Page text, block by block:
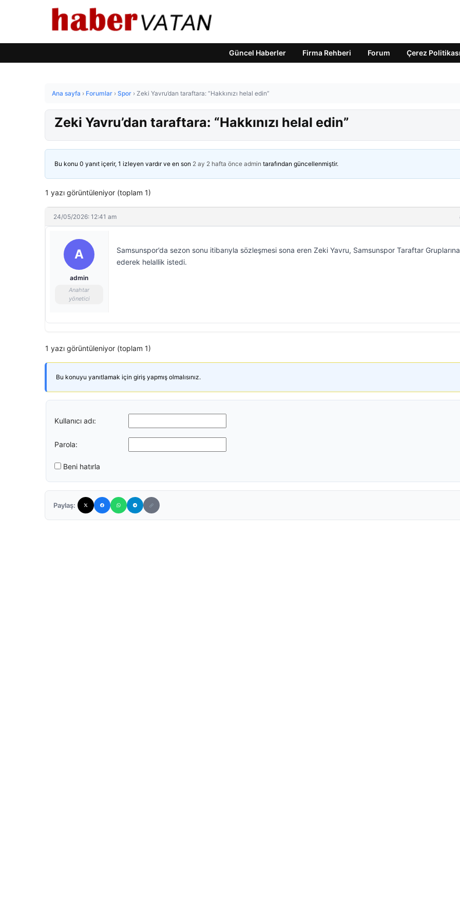
Güncel Haberler Firma Rehberi Forum Çerez Politikası
Ana sayfa › Forumlar › Spor › Zeki Yavru’dan taraftara: “Hakkınızı helal edin”
Zeki Yavru’dan taraftara: “Hakkınızı helal edin”
Bu konu 0 yanıt içerir, 1 izleyen vardır ve en son 2 ay 2 hafta önce admin tarafından güncellenmiştir.
1 yazı görüntüleniyor (toplam 1)
24/05/2026: 12:41 am
A
admin
Anahtar
yönetici
Samsunspor’da sezon sonu itibarıyla sözleşmesi sona eren Zeki Yavru, Samsunspor Taraftar
ederek helallik istedi.
1 yazı görüntüleniyor (toplam 1)
Bu konuyu yanıtlamak için giriş yapmış olmalısınız.
Kullanıcı adı:
Parola:
Beni hatırla
Paylaş: